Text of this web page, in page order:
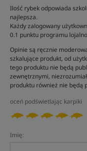
Ilość rybek odpowiada
najlepsza.
Każdy zalogowany
0.1 punktu programu
Opinie są ręcznie
szkalujące produkt, od
tego produktu nie będą
zewnętrznymi,
produktu również nie będą
oceń podświetlając karpiki
Imię: